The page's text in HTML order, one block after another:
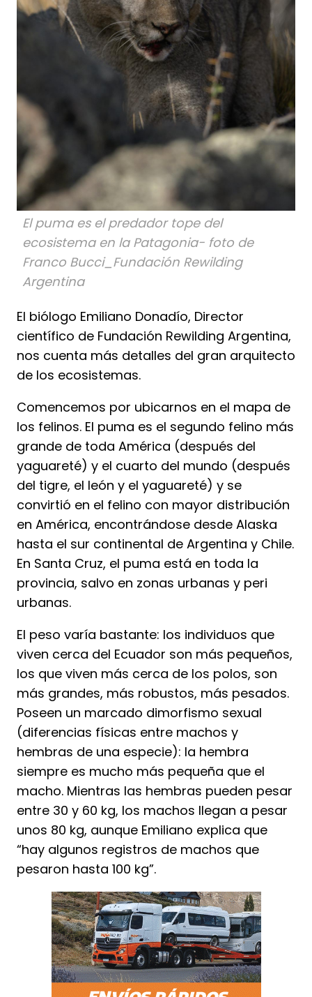
El puma es el predador tope del
ecosistema en la Patagonia- foto de
Franco Bucci_Fundación Rewilding
Argentina
El biólogo Emiliano Donadío, Director
científico de Fundación Rewilding Argentina,
nos cuenta más detalles del gran arquitecto
de los ecosistemas.
Comencemos por ubicarnos en el mapa de
los felinos. El puma es el segundo felino más
grande de toda América (después del
yaguareté) y el cuarto del mundo (después
del tigre, el león y el yaguareté) y se
convirtió en el felino con mayor distribución
en América, encontrándose desde Alaska
hasta el sur continental de Argentina y Chile.
En Santa Cruz, el puma está en toda la
provincia, salvo en zonas urbanas y peri
urbanas.
El peso varía bastante: los individuos que
viven cerca del Ecuador son más pequeños,
los que viven más cerca de los polos, son
más grandes, más robustos, más pesados.
Poseen un marcado dimorfismo sexual
(diferencias físicas entre machos y
hembras de una especie): la hembra
siempre es mucho más pequeña que el
macho. Mientras las hembras pueden pesar
entre 30 y 60 kg, los machos llegan a pesar
unos 80 kg, aunque Emiliano explica que
“hay algunos registros de machos que
pesaron hasta 100 kg”.